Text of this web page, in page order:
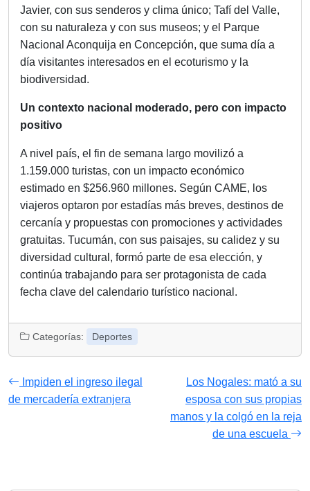
Javier, con sus senderos y clima único; Tafí del Valle,
con su naturaleza y con sus museos; y el Parque
Nacional Aconquija en Concepción, que suma día a
día visitantes interesados en el ecoturismo y la
biodiversidad.
Un contexto nacional moderado, pero con impacto
positivo
A nivel país, el fin de semana largo movilizó a
1.159.000 turistas, con un impacto económico
estimado en $256.960 millones. Según CAME, los
viajeros optaron por estadías más breves, destinos de
cercanía y propuestas con promociones y actividades
gratuitas. Tucumán, con sus paisajes, su calidez y su
diversidad cultural, formó parte de esa elección, y
continúa trabajando para ser protagonista de cada
fecha clave del calendario turístico nacional.
Categorías: Deportes
Impiden el ingreso ilegal
de mercadería extranjera
Los Nogales: mató a su
esposa con sus propias
manos y la colgó en la reja
de una escuela